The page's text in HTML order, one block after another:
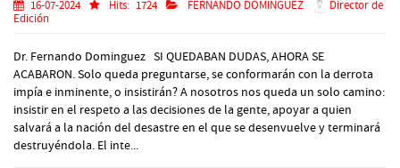
16-07-2024 Hits: 1724 FERNANDO DOMINGUEZ
Director de
Edición
Dr. Fernando Dominguez SI QUEDABAN DUDAS, AHORA SE
ACABARON. Solo queda preguntarse, se conformarán con la derrota
impía e inminente, o insistirán? A nosotros nos queda un solo camino:
insistir en el respeto a las decisiones de la gente, apoyar a quien
salvará a la nación del desastre en el que se desenvuelve y terminará
destruyéndola. El inte...